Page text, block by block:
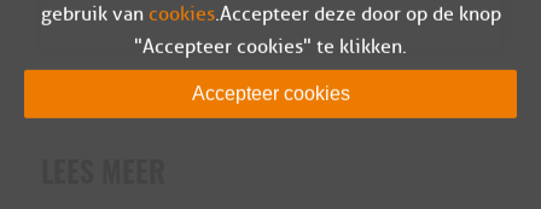
gebruik van cookies. Accepteer deze door op de knop
"Accepteer cookies" te klikken.
Accepteer cookies